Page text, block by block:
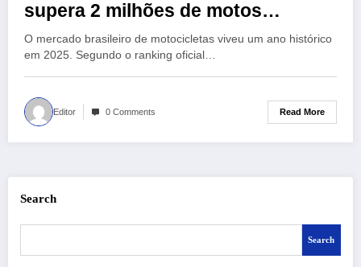
supera 2 milhões de motos
vendidas em 2025, confira as tops:
O mercado brasileiro de motocicletas viveu um ano histórico
em 2025. Segundo o ranking oficial…
Editor 0 Comments Read More
Search
Search